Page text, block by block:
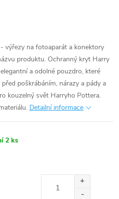
výřezy na fotoaparát a konektory
produktu. Ochranný kryt Harry
a odolné pouzdro, které
poškrábáním, nárazy a pády a
kouzelný svět Harryho Pottera.
Detailní informace
2 ks